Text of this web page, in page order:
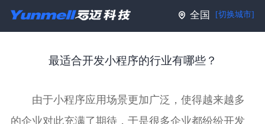
全国 [切换城市]
最适合开发小程序的行业有哪些？
由于小程序应用场景更加广泛，使得越来越多
的企业对此充满了期待，于是很多企业都纷纷开发